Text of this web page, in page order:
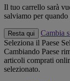
Il tuo carrello sarà
salviamo per
Resta qui
Cambia
Seleziona il Paese
Cambiando Paese
articoli comprati
selezionato.